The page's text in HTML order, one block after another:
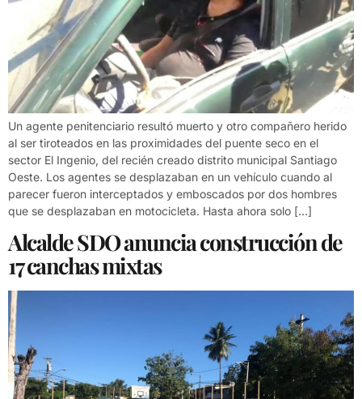
Un agente penitenciario resultó muerto y otro compañero herido
al ser tiroteados en las proximidades del puente seco en el
sector El Ingenio, del recién creado distrito municipal Santiago
Oeste. Los agentes se desplazaban en un vehículo cuando al
parecer fueron interceptados y emboscados por dos hombres
que se desplazaban en motocicleta. Hasta ahora solo […]
Alcalde SDO anuncia construcción de
17 canchas mixtas